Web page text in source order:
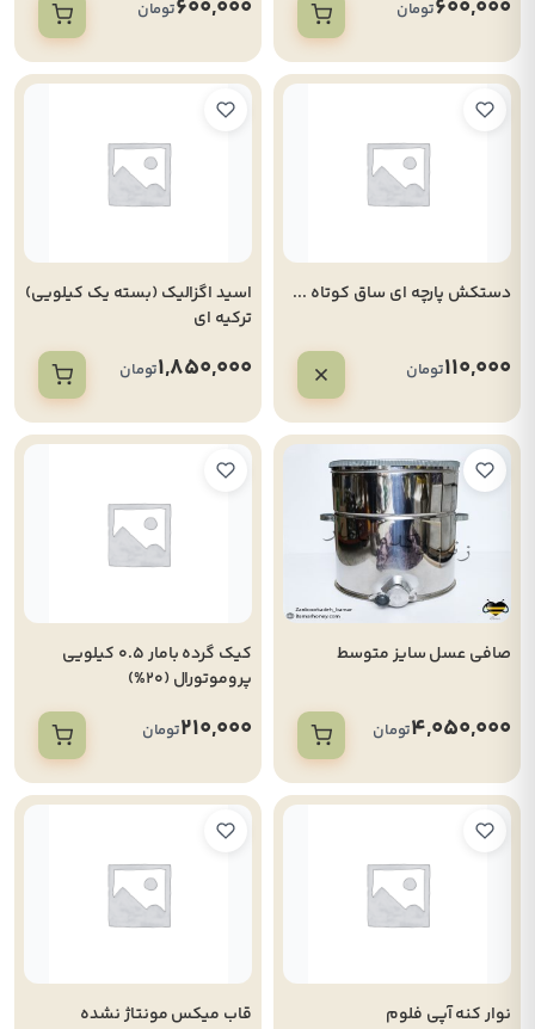
600,000تومان 600,000تومان
دستکش پارچه ای ساق کوتاه ...
110,000تومان
اسید اگزالیک (بسته یک کیلویی)
ترکیه ای
1,850,000تومان
صافی عسل سایز متوسط
4,050,000تومان
کیک گرده بامار 0.5 کیلویی
پروموتورال (20%)
210,000تومان
نوار کنه آپی فلوم قاب میکس مونتاژ نشده